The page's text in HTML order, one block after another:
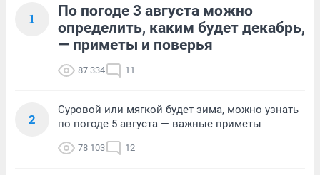
1
По погоде 3 августа можно
определить, каким будет декабрь,
— приметы и поверья
87 334 11
2
Суровой или мягкой будет зима, можно узнать
по погоде 5 августа — важные приметы
78 103 12